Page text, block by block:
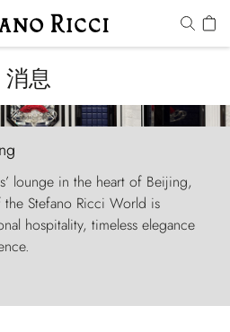
消息
lounge in the heart of Beijing,
Stefano Ricci World is
hospitality, timeless elegance